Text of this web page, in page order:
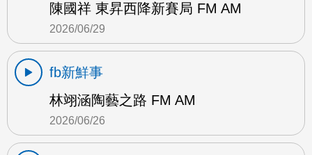
陳國祥 東昇西降新賽局 FM AM
2026/06/29
fb新鮮事
林翊涵陶藝之路 FM AM
2026/06/26